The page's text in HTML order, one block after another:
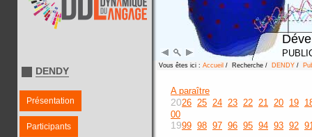
DENDY
Présentation
Participants
Vous êtes ici : Accueil / Recherche / DENDY /
A paraître
2026 25 24 23 22 21 20 19
00
1999 98 97 96 95 94 93 92